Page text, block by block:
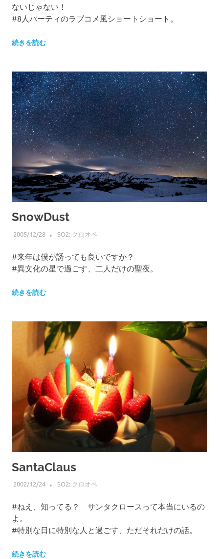
ないじゃない！
#8人パーティのラブコメ風ショートショート。
続きを読む
SnowDust
2005/12/28 HIROSERYO
SO2: クロオペ
#来年は僕が誘っても良いですか？
#異文化の星で過ごす、二人だけの聖夜。
続きを読む
SantaClaus
2002/12/24 HIROSERYO
SO2: クロオペ
#ねえ、知ってる？ サンタクロースって本当にいるの
よ。
#特別な日に特別な人と過ごす、ただそれだけの話。
続きを読む